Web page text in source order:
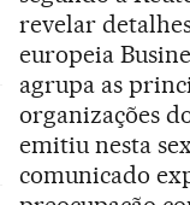
revelar
europeia
agrupa as
organizações
emitiu nesta
comunicado